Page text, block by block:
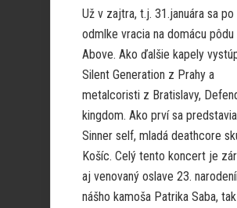
Už v zajtra, t.j. 31.januára sa po
odmlke vracia na domácu pôdu
Above. Ako ďalšie kapely
Silent Generation z Prahy a
metalcoristi z Bratislavy,
kingdom. Ako prví sa predstavia
Sinner self, mladá deathcore
Košíc. Celý tento koncert je
aj venovaný oslave 23.
nášho kamoša Patrika Saba,